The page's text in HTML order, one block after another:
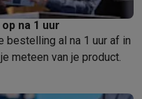
na 1 uur
bestelling al na 1 uur af in
meteen van je product.